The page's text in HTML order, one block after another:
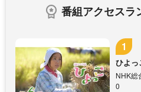
番組アクセスラ
ひよっ
NHK総
0